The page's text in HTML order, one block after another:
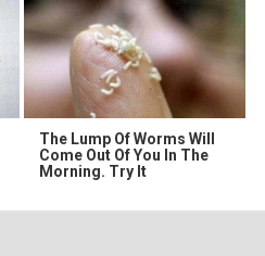
The Lump Of Worms Will
Come Out Of You In The
Morning. Try It